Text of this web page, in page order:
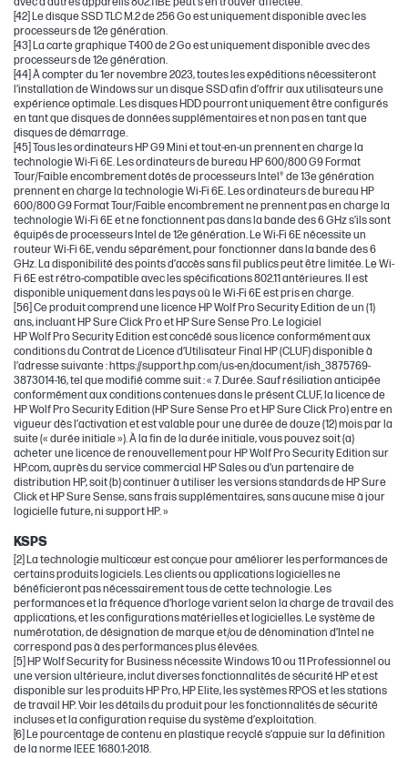
[42] Le disque SSD TLC M.2 de 256 Go est uniquement disponible avec les
processeurs de 12e génération.
[43] La carte graphique T400 de 2 Go est uniquement disponible avec des
processeurs de 12e génération.
[44] À compter du 1er novembre 2023, toutes les expéditions nécessiteront
l’installation de Windows sur un disque SSD afin d’offrir aux utilisateurs une
expérience optimale. Les disques HDD pourront uniquement être configurés
en tant que disques de données supplémentaires et non pas en tant que
disques de démarrage.
[45] Tous les ordinateurs HP G9 Mini et tout-en-un prennent en charge la
technologie Wi-Fi 6E. Les ordinateurs de bureau HP 600/800 G9 Format
Tour/Faible encombrement dotés de processeurs Intel® de 13e génération
prennent en charge la technologie Wi-Fi 6E. Les ordinateurs de bureau HP
600/800 G9 Format Tour/Faible encombrement ne prennent pas en charge la
technologie Wi-Fi 6E et ne fonctionnent pas dans la bande des 6 GHz s’ils sont
équipés de processeurs Intel de 12e génération. Le Wi-Fi 6E nécessite un
routeur Wi-Fi 6E, vendu séparément, pour fonctionner dans la bande des 6
GHz. La disponibilité des points d’accès sans fil publics peut être limitée. Le Wi-
Fi 6E est rétro-compatible avec les spécifications 802.11 antérieures. Il est
disponible uniquement dans les pays où le Wi-Fi 6E est pris en charge.
[56] Ce produit comprend une licence HP Wolf Pro Security Edition de un (1)
ans, incluant HP Sure Click Pro et HP Sure Sense Pro. Le logiciel
HP Wolf Pro Security Edition est concédé sous licence conformément aux
conditions du Contrat de Licence d’Utilisateur Final HP (CLUF) disponible à
l’adresse suivante : https://support.hp.com/us-en/document/ish_3875769-
3873014-16, tel que modifié comme suit : « 7. Durée. Sauf résiliation anticipée
conformément aux conditions contenues dans le présent CLUF, la licence de
HP Wolf Pro Security Edition (HP Sure Sense Pro et HP Sure Click Pro) entre en
vigueur dès l’activation et est valable pour une durée de douze (12) mois par la
suite (« durée initiale »). À la fin de la durée initiale, vous pouvez soit (a)
acheter une licence de renouvellement pour HP Wolf Pro Security Edition sur
HP.com, auprès du service commercial HP Sales ou d’un partenaire de
distribution HP, soit (b) continuer à utiliser les versions standards de HP Sure
Click et HP Sure Sense, sans frais supplémentaires, sans aucune mise à jour
logicielle future, ni support HP. »
KSPS
[2] La technologie multicœur est conçue pour améliorer les performances de
certains produits logiciels. Les clients ou applications logicielles ne
bénéficieront pas nécessairement tous de cette technologie. Les
performances et la fréquence d’horloge varient selon la charge de travail des
applications, et les configurations matérielles et logicielles. Le système de
numérotation, de désignation de marque et/ou de dénomination d’Intel ne
correspond pas à des performances plus élevées.
[5] HP Wolf Security for Business nécessite Windows 10 ou 11 Professionnel ou
une version ultérieure, inclut diverses fonctionnalités de sécurité HP et est
disponible sur les produits HP Pro, HP Elite, les systèmes RPOS et les stations
de travail HP. Voir les détails du produit pour les fonctionnalités de sécurité
incluses et la configuration requise du système d’exploitation.
[6] Le pourcentage de contenu en plastique recyclé s’appuie sur la définition
de la norme IEEE 1680.1-2018.